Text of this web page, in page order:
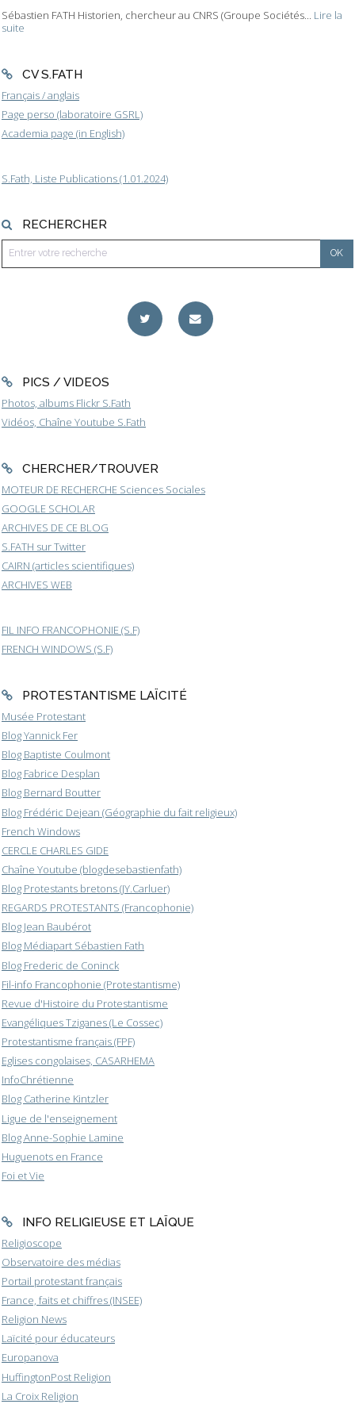
Sébastien FATH Historien, chercheur au CNRS (Groupe Sociétés... Lire la
suite
CV S.FATH
Français / anglais
Page perso (laboratoire GSRL)
Academia page (in English)
S.Fath, Liste Publications (1.01.2024)
RECHERCHER
PICS / VIDEOS
Photos, albums Flickr S.Fath
Vidéos, Chaîne Youtube S.Fath
CHERCHER/TROUVER
MOTEUR DE RECHERCHE Sciences Sociales
GOOGLE SCHOLAR
ARCHIVES DE CE BLOG
S.FATH sur Twitter
CAIRN (articles scientifiques)
ARCHIVES WEB
FIL INFO FRANCOPHONIE (S.F)
FRENCH WINDOWS (S.F)
PROTESTANTISME LAÏCITÉ
Musée Protestant
Blog Yannick Fer
Blog Baptiste Coulmont
Blog Fabrice Desplan
Blog Bernard Boutter
Blog Frédéric Dejean (Géographie du fait religieux)
French Windows
CERCLE CHARLES GIDE
Chaîne Youtube (blogdesebastienfath)
Blog Protestants bretons (JY.Carluer)
REGARDS PROTESTANTS (Francophonie)
Blog Jean Baubérot
Blog Médiapart Sébastien Fath
Blog Frederic de Coninck
Fil-info Francophonie (Protestantisme)
Revue d'Histoire du Protestantisme
Evangéliques Tziganes (Le Cossec)
Protestantisme français (FPF)
Eglises congolaises, CASARHEMA
InfoChrétienne
Blog Catherine Kintzler
Ligue de l'enseignement
Blog Anne-Sophie Lamine
Huguenots en France
Foi et Vie
INFO RELIGIEUSE ET LAÏQUE
Religioscope
Observatoire des médias
Portail protestant français
France, faits et chiffres (INSEE)
Religion News
Laïcité pour éducateurs
Europanova
HuffingtonPost Religion
La Croix Religion